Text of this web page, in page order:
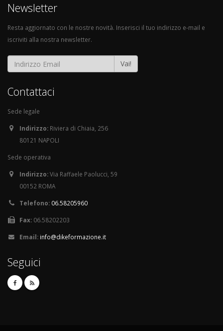
Newsletter
Resta aggiornato con le nostre novità. Inserisci il tuo indirizzo e-mail e
iscriviti alla nostra newsletter.
Vai!
Contattaci
Sede legale
Indirizzo: Riviera di Chiaia, 256
80121 NAPOLI
Sede operativa
Indirizzo:Via Raffaele Paolucci, 59
00152 ROMA
Telefono: 06.58205960
Fax: 06.58202203
Email: info@dikeformazione.it
Seguici